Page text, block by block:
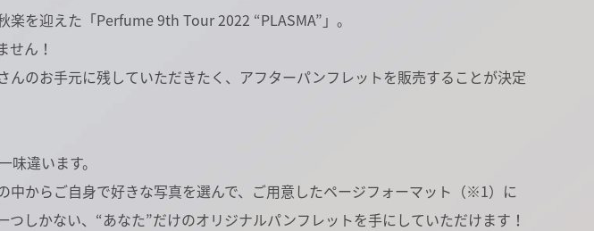
を迎えた「Perfume 9th Tour 2022 “PLASMA”」。
せん！
んのお手元に残していただきたく、アフターパンフレットを販売することが決定
違います。
中からご自身で好きな写真を選んで、ご用意したページフォーマット（※1）に
しかない、“あなた”だけのオリジナルパンフレットを手にしていただけます！